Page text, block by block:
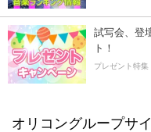
試写会、登
ト！
プレゼント特集
オリコングループサ